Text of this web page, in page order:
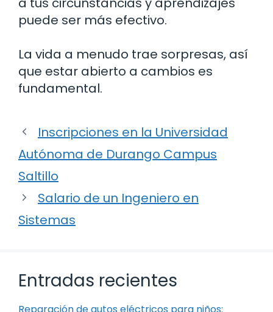
puede ser más efectivo.
La vida a menudo trae sorpresas, así
que estar abierto a cambios es
fundamental.
Inscripciones en la Universidad
Autónoma de Durango Campus
Saltillo
Salario de un Ingeniero en
Sistemas
Entradas recientes
Reparación de autos eléctricos para niños: